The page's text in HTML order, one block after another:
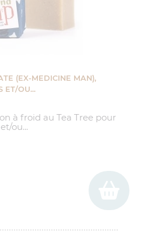
(EX-MEDICINE MAN),
ET/OU...
à froid au Tea Tree pour
ou...